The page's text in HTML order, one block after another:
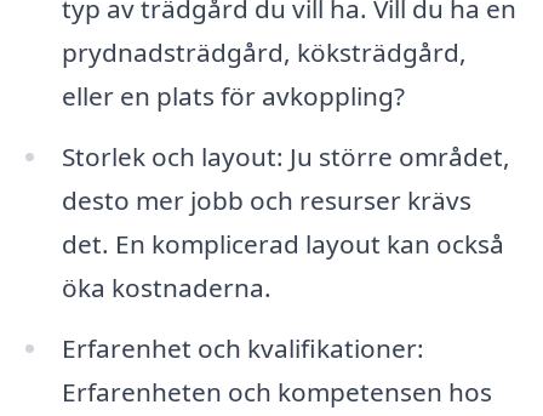
typ av trädgård du vill ha. Vill du ha en
prydnadsträdgård, köksträdgård,
eller en plats för avkoppling?
Storlek och layout: Ju större området,
desto mer jobb och resurser krävs
det. En komplicerad layout kan också
öka kostnaderna.
Erfarenhet och kvalifikationer:
Erfarenheten och kompetensen hos